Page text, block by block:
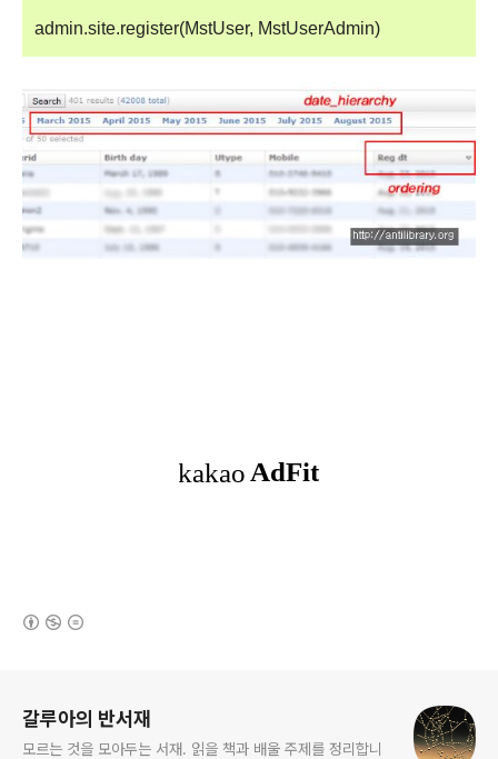
admin.site.register(MstUser, MstUserAdmin)
갈루아의 반서재
모르는 것을 모아두는 서재. 읽을 책과 배울 주제를 정리합니